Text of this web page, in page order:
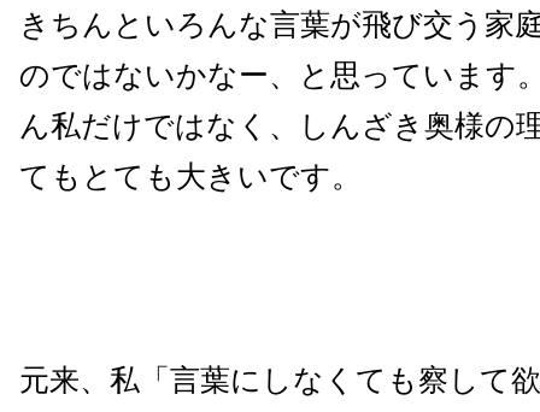
きちんといろんな言葉が飛び交う家
のではないかなー、と思っています
ん私だけではなく、しんざき奥様の
てもとても大きいです。
元来、私「言葉にしなくても察して